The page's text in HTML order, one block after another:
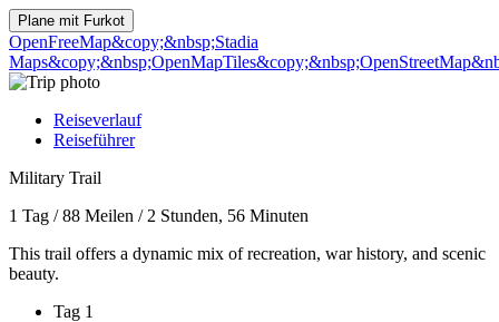
Plane mit Furkot
OpenFreeMap&copy;&nbsp;Stadia
Maps&copy;&nbsp;OpenMapTiles
Reiseverlauf
Reiseführer
Military Trail
1 Tag /88 Meilen / 2 Stunden, 56 Minuten
This trail offers a dynamic mix of recreation, war history, and scenic
beauty.
Tag 1